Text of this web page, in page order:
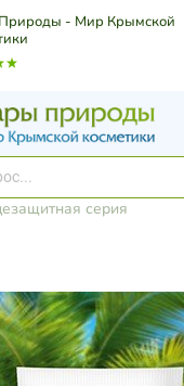
- Мир Крымской
серия